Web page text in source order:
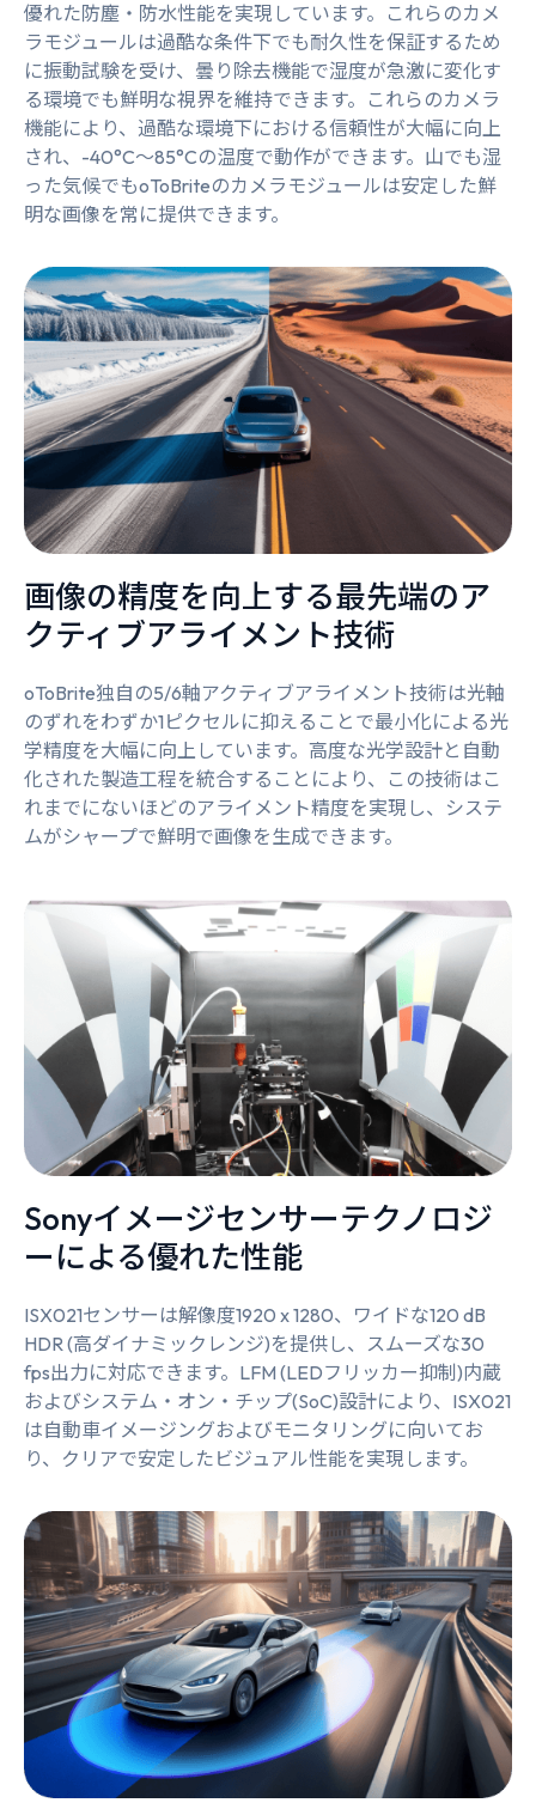
優れた防塵・防水性能を実現しています。これらのカメ
ラモジュールは過酷な条件下でも耐久性を保証するため
に振動試験を受け、曇り除去機能で湿度が急激に変化す
る環境でも鮮明な視界を維持できます。これらのカメラ
機能により、過酷な環境下における信頼性が大幅に向上
され、-40°C～85°Cの温度で動作ができます。山でも湿
った気候でもoToBriteのカメラモジュールは安定した鮮
明な画像を常に提供できます。
画像の精度を向上する最先端のア
クティブアライメント技術
oToBrite独自の5/6軸アクティブアライメント技術は光軸
のずれをわずか1ピクセルに抑えることで最小化による光
学精度を大幅に向上しています。高度な光学設計と自動
化された製造工程を統合することにより、この技術はこ
れまでにないほどのアライメント精度を実現し、システ
ムがシャープで鮮明で画像を生成できます。
Sonyイメージセンサーテクノロジ
ーによる優れた性能
ISX021センサーは解像度1920 x 1280、ワイドな120 dB
HDR (高ダイナミックレンジ)を提供し、スムーズな30
fps出力に対応できます。LFM (LEDフリッカー抑制)内蔵
およびシステム・オン・チップ(SoC)設計により、ISX021
は自動車イメージングおよびモニタリングに向いてお
り、クリアで安定したビジュアル性能を実現します。